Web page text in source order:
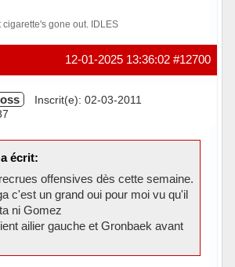
gone out. IDLES
#12700
12-01-2025 13:36:02
Inscrit(e): 02-03-2011
écrit:
offensives dès cette semaine.
c'est un grand oui pour moi vu qu'il
ni Gomez
ailier gauche et Gronbaek avant